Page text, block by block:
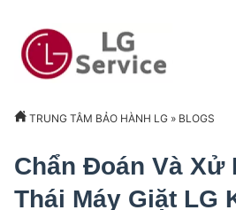
TRUNG TÂM BẢO HÀNH LG » BLOGS
Chẩn Đoán Và Xử
Thái Máy Giặt LG